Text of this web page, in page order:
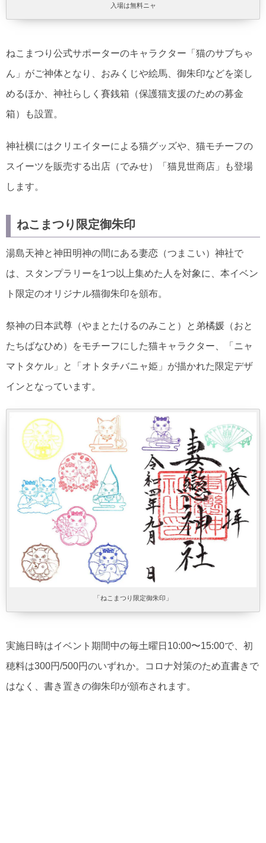
入場は無料ニャ
ねこまつり公式サポーターのキャラクター「猫のサブちゃ
ん」がご神体となり、おみくじや絵馬、御朱印などを楽し
めるほか、神社らしく賽銭箱（保護猫支援のための募金
箱）も設置。
神社横にはクリエイターによる猫グッズや、猫モチーフの
スイーツを販売する出店（でみせ）「猫見世商店」も登場
します。
ねこまつり限定御朱印
湯島天神と神田明神の間にある妻恋（つまこい）神社で
は、スタンプラリーを1つ以上集めた人を対象に、本イベン
ト限定のオリジナル猫御朱印を頒布。
祭神の日本武尊（やまとたけるのみこと）と弟橘媛（おと
たちばなひめ）をモチーフにした猫キャラクター、「ニャ
マトタケル」と「オトタチバニャ姫」が描かれた限定デザ
インとなっています。
「ねこまつり限定御朱印」
実施日時はイベント期間中の毎土曜日10:00〜15:00で、初
穂料は300円/500円のいずれか。コロナ対策のため直書きで
はなく、書き置きの御朱印が頒布されます。